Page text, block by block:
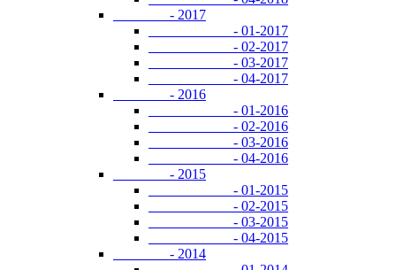
- 2017
- 01-2017
- 02-2017
- 03-2017
- 04-2017
- 2016
- 01-2016
- 02-2016
- 03-2016
- 04-2016
- 2015
- 01-2015
- 02-2015
- 03-2015
- 04-2015
- 2014